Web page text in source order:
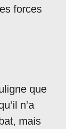
forces
que
n’a
mais